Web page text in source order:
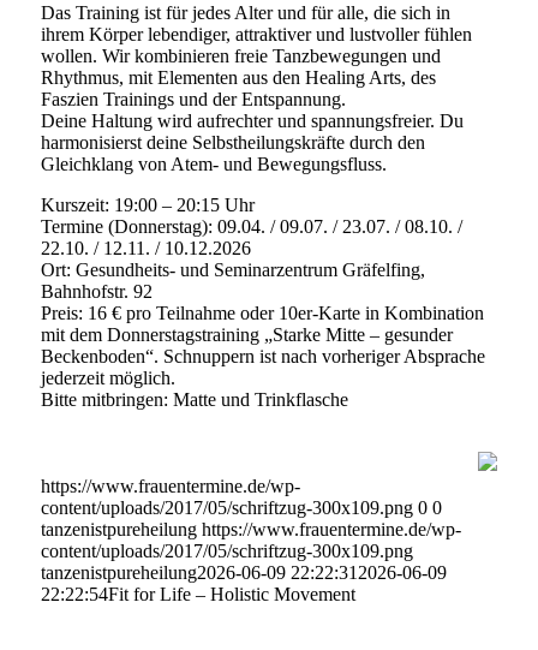
Das Training ist für jedes Alter und für alle, die sich in
ihrem Körper lebendiger, attraktiver und lustvoller fühlen
wollen. Wir kombinieren freie Tanzbewegungen und
Rhythmus, mit Elementen aus den Healing Arts, des
Faszien Trainings und der Entspannung.
Deine Haltung wird aufrechter und spannungsfreier. Du
harmonisierst deine Selbstheilungskräfte durch den
Gleichklang von Atem- und Bewegungsfluss.
Kurszeit: 19:00 – 20:15 Uhr
Termine (Donnerstag): 09.04. / 09.07. / 23.07. / 08.10. /
22.10. / 12.11. / 10.12.2026
Ort: Gesundheits- und Seminarzentrum Gräfelfing,
Bahnhofstr. 92
Preis: 16 € pro Teilnahme oder 10er-Karte in Kombination
mit dem Donnerstagstraining „Starke Mitte – gesunder
Beckenboden“. Schnuppern ist nach vorheriger Absprache
jederzeit möglich.
Bitte mitbringen: Matte und Trinkflasche
https://www.frauentermine.de/wp-
content/uploads/2017/05/schriftzug-300x109.png 0 0
tanzenistpureheilung https://www.frauentermine.de/wp-
content/uploads/2017/05/schriftzug-300x109.png
tanzenistpureheilung2026-06-09 22:22:31 2026-06-09
22:22:54Fit for Life – Holistic Movement